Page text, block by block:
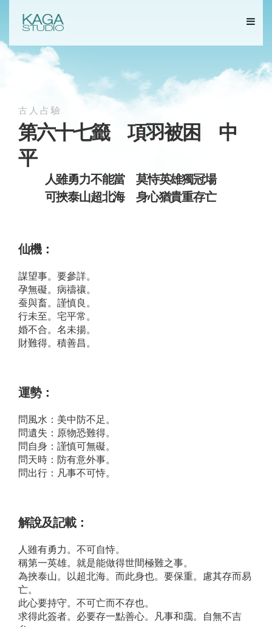
古人占驗
第六十七籤 項羽被困 中
平
人雖勇力不能當 莫恃英雄獨冠場
可挾泰山超北海 身心猶貴重存亡
仙機：
謀望事。要參詳。
孕無礙。病禱禳。
蚕與畜。謹慎良。
行未至。宅平常。
婚不合。名未揚。
財難得。積善昌。
運勢：
問風水：美中防不足。
問遺失：原物恐難得。
問自身：謹慎可無礙。
問天時：防有意外事。
問出行：凡事不可恃。
解說及記載：
人雖有勇力。不可自恃。
稱第一英雄。就是能做得世間極難之事。
為挾泰山。以超北海。而此身也。要保重。慮其存而易
亡。
此心要持守。不可亡而不存也。
求得此簽者。必要存一點善心。凡事和靄。自無不吉